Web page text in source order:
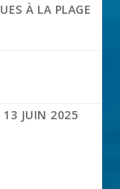
À LA PLAGE
13 JUIN 2025